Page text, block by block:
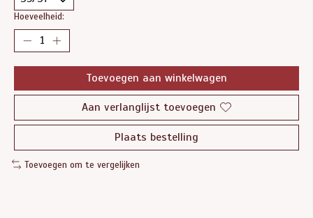
Hoeveelheid:
Toevoegen aan winkelwagen
Aan verlanglijst toevoegen
Plaats bestelling
Toevoegen om te vergelijken